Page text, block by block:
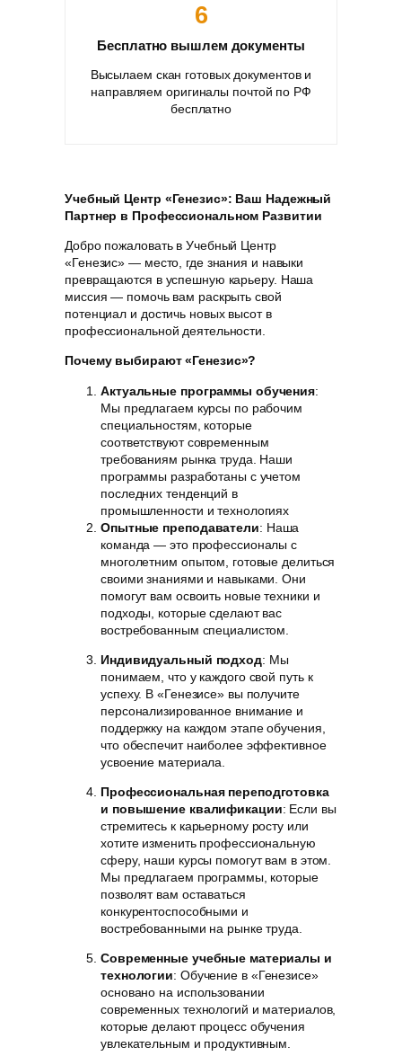
6
Бесплатно вышлем документы
Высылаем скан готовых документов и
направляем оригиналы почтой по РФ
бесплатно
Учебный Центр «Генезис»: Ваш Надежный
Партнер в Профессиональном Развитии
Добро пожаловать в Учебный Центр
«Генезис» — место, где знания и навыки
превращаются в успешную карьеру. Наша
миссия — помочь вам раскрыть свой
потенциал и достичь новых высот в
профессиональной деятельности.
Почему выбирают «Генезис»?
Актуальные программы обучения:
Мы предлагаем курсы по рабочим
специальностям, которые
соответствуют современным
требованиям рынка труда. Наши
программы разработаны с учетом
последних тенденций в
промышленности и технологиях
Опытные преподаватели: Наша
команда — это профессионалы с
многолетним опытом, готовые делиться
своими знаниями и навыками. Они
помогут вам освоить новые техники и
подходы, которые сделают вас
востребованным специалистом.
Индивидуальный подход: Мы
понимаем, что у каждого свой путь к
успеху. В «Генезисе» вы получите
персонализированное внимание и
поддержку на каждом этапе обучения,
что обеспечит наиболее эффективное
усвоение материала.
Профессиональная переподготовка
и повышение квалификации: Если вы
стремитесь к карьерному росту или
хотите изменить профессиональную
сферу, наши курсы помогут вам в этом.
Мы предлагаем программы, которые
позволят вам оставаться
конкурентоспособными и
востребованными на рынке труда.
Современные учебные материалы и
технологии: Обучение в «Генезисе»
основано на использовании
современных технологий и материалов,
которые делают процесс обучения
увлекательным и продуктивным.